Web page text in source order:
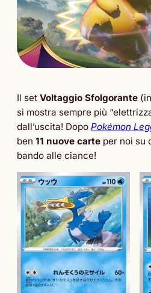
Il set Voltaggio Sfolgorante
si mostra sempre più
dall’uscita! Dopo Pokémon
ben 11 nuove carte per noi su
bando alle ciance!